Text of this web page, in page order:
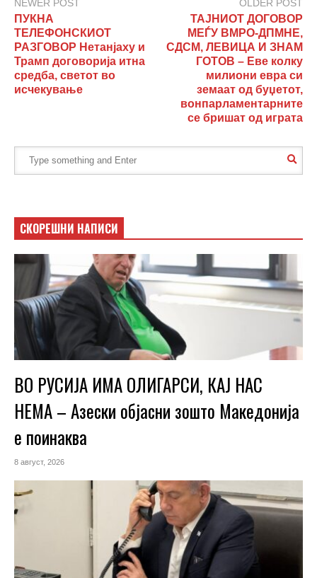
NEWER POST
ПУКНА
ТЕЛЕФОНСКИОТ
РАЗГОВОР Нетанјаху и
Трамп договорија итна
средба, светот во
исчекување
OLDER POST
ТАЈНИОТ ДОГОВОР
МЕЃУ ВМРО-ДПМНЕ,
СДСМ, ЛЕВИЦА И ЗНАМ
ГОТОВ – Еве колку
милиони евра си
земаат од буџетот,
вонпарламентарните
се бришат од играта
СКОРЕШНИ НАПИСИ
ВО РУСИЈА ИМА ОЛИГАРСИ, КАЈ НАС
НЕМА – Азески објасни зошто Македонија
е поинаква
8 август, 2026